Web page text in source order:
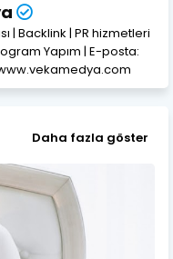
| Backlink | PR hizmetleri
Yapım | E-posta:
Daha fazla göster